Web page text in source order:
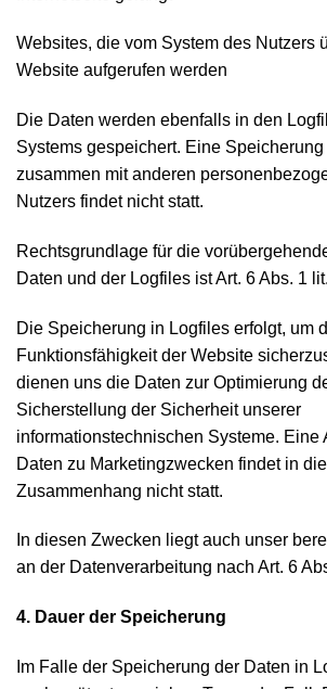
Websites, die vom System des Nutzers
Website aufgerufen werden
Die Daten werden ebenfalls in den
Systems gespeichert. Eine
zusammen mit anderen
Nutzers findet nicht statt.
Rechtsgrundlage für die
Daten und der Logfiles ist Art. 6 Abs. 1
Die Speicherung in Logfiles erfolgt, um
Funktionsfähigkeit der Website
dienen uns die Daten zur Optimierung
Sicherstellung der Sicherheit unserer
informationstechnischen Systeme. Eine
Daten zu Marketingzwecken findet in
Zusammenhang nicht statt.
In diesen Zwecken liegt auch unser
an der Datenverarbeitung nach Art. 6
4. Dauer der Speicherung
Im Falle der Speicherung der Daten in